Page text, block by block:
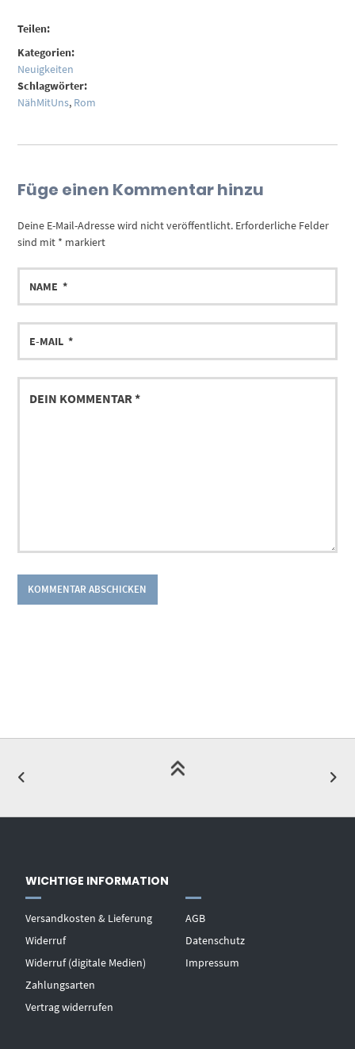
Teilen:
Kategorien:
Neuigkeiten
Schlagwörter:
NähMitUns, Rom
Füge einen Kommentar hinzu
Deine E-Mail-Adresse wird nicht veröffentlicht. Erforderliche Felder
sind mit * markiert
NAME
E-
MAIL
DEIN
KOMMENTAR
WICHTIGE INFORMATION
Versandkosten & Lieferung
Widerruf
Widerruf (digitale Medien)
Zahlungsarten
Vertrag widerrufen
AGB
Datenschutz
Impressum